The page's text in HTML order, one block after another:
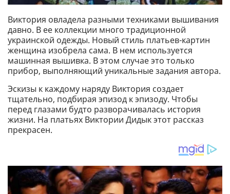
Виктория овладела разными техниками вышивания
давно. В ее коллекции много традиционной
украинской одежды. Новый стиль платьев-картин
женщина изобрела сама. В нем используется
машинная вышивка. В этом случае это только
прибор, выполняющий уникальные задания автора.
Эскизы к каждому наряду Виктория создает
тщательно, подбирая эпизод к эпизоду. Чтобы
перед глазами будто разворачивалась история
жизни. На платьях Виктории Дидык этот рассказ
прекрасен.